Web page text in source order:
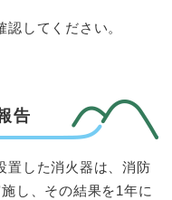
してください。
告
した消火器は、消防
し、その結果を1年に